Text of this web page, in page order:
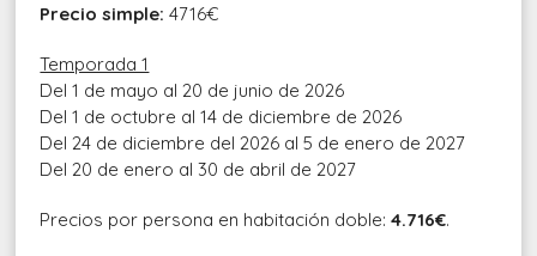
Precio simple: 4716€
Temporada 1
Del 1 de mayo al 20 de junio de 2026
Del 1 de octubre al 14 de diciembre de 2026
Del 24 de diciembre del 2026 al 5 de enero de 2027
Del 20 de enero al 30 de abril de 2027
Precios por persona en habitación doble:4.716€.